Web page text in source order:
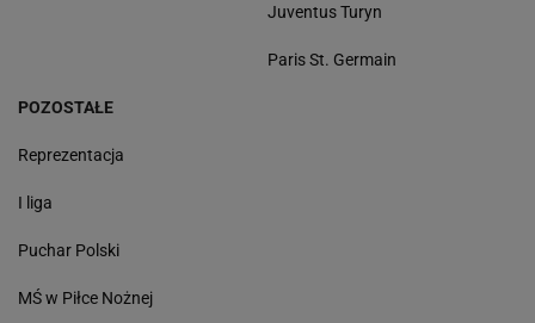
Juventus Turyn
Paris St. Germain
POZOSTAŁE
Reprezentacja
I liga
Puchar Polski
MŚ w Piłce Nożnej